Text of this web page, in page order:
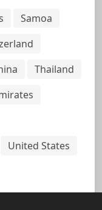
Samoa
Thailand
United States